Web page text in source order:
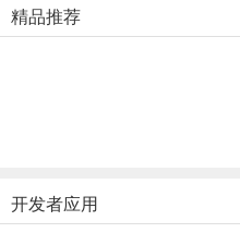
精品推荐
开发者应用